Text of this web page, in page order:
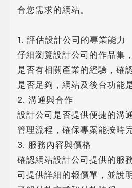
合您需求的網站。
1. 評估設計公司的專業能力
仔細瀏覽設計公司的作品集
是否有相關產業的經驗，確
是否足夠，網站及後台功能
2. 溝通與合作
設計公司是否提供便捷的溝
管理流程，確保專案能按時
3. 服務內容與價格
確認網站設計公司提供的服
司提供詳細的報價單，並說